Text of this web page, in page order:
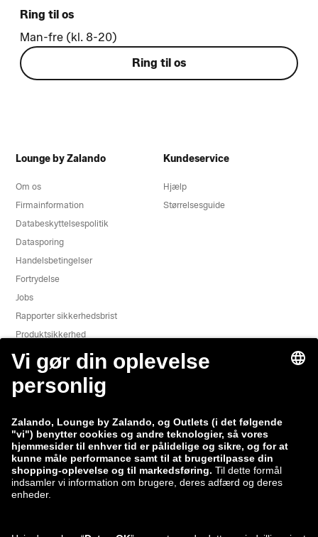
Ring til os
Man-fre (kl. 8-20)
Ring til os
Lounge by Zalando
Om os
Firmainformation
Databeskyttelsespolitik
Datasporing
Handelsbetingelser
Fortrydelse
Jobs
Rapporter sikkerhedsbrist
Produktsikkerhed
Kundeservice
Hjælp
Størrelsesguide
Zalando-gruppen
Zalando
Betalingsmetoder
Du kan også finde os på